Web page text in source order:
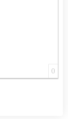
0